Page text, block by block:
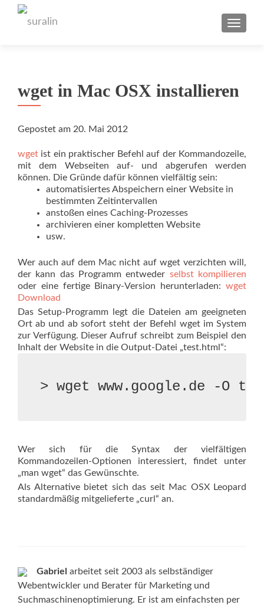
wget in Mac OSX installieren
Gepostet am 20. Mai 2012
wget ist ein praktischer Befehl auf der Kommandozeile,
mit dem Webseiten auf- und abgerufen werden
können. Die Gründe dafür können vielfältig sein:
automatisiertes Abspeichern einer Website in
bestimmten Zeitintervallen
anstoßen eines Caching-Prozesses
archivieren einer kompletten Website
usw.
Wer auch auf dem Mac nicht auf wget verzichten will,
der kann das Programm entweder selbst kompilieren
oder eine fertige Binary-Version herunterladen: wget
Download
Das Setup-Programm legt die Dateien am geeigneten
Ort ab und ab sofort steht der Befehl wget im System
zur Verfügung. Dieser Aufruf schreibt zum Beispiel den
Inhalt der Website in die Output-Datei „test.html“:
> wget www.google.de -O
Wer sich für die Syntax der vielfältigen
Kommandozeilen-Optionen interessiert, findet unter
„man wget“ das Gewünschte.
Als Alternative bietet sich das seit Mac OSX Leopard
standardmäßig mitgelieferte „curl“ an.
Gabriel arbeitet seit 2003 als selbständiger
Webentwickler und Berater für Marketing und
Suchmaschinenoptimierung. Er ist am einfachsten per